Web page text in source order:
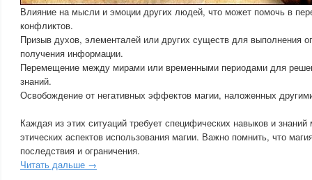
Влияние на мысли и эмоции других людей, что может помочь в
конфликтов.
Призыв духов, элементалей или других существ для выполнения
получения информации.
Перемещение между мирами или временными периодами для
знаний.
Освобождение от негативных эффектов магии, наложенных
Каждая из этих ситуаций требует специфических навыков и
этических аспектов использования магии. Важно помнить, что
последствия и ограничения.
Читать дальше →